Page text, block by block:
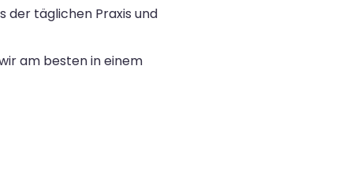
der täglichen Praxis und
am besten in einem